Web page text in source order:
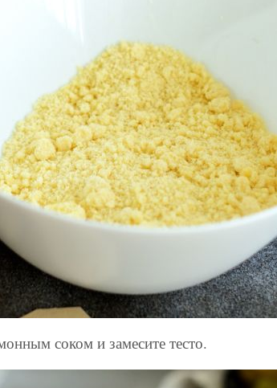
соком и замесите тесто.